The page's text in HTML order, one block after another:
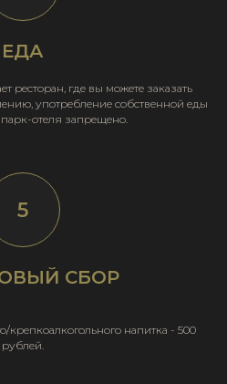
ЕДА
ресторан, где вы можете заказать
употребление собственной еды
отеля запрещено.
СБОР
крепкоалкогольного напитка - 500
рублей.